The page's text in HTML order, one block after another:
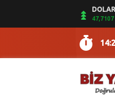
DOLAR
47,7107
14:28